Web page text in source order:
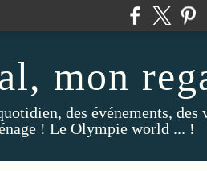
mon
des événements, des
! Le Olympie world ... !